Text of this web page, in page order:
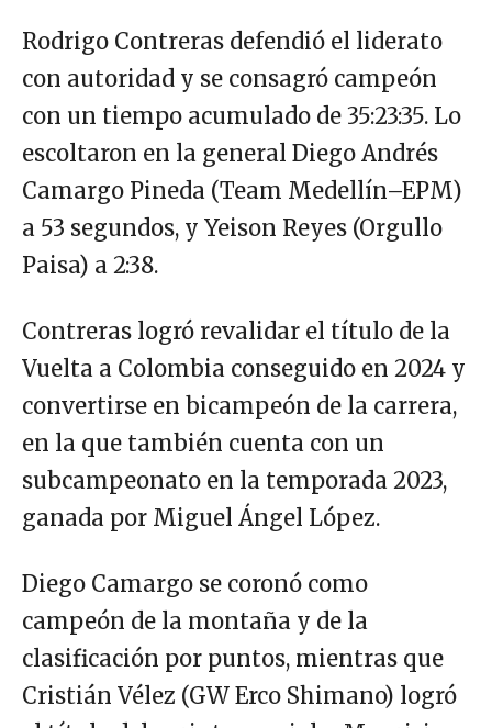
Rodrigo Contreras defendió el liderato
con autoridad y se consagró campeón
con un tiempo acumulado de 35:23:35. Lo
escoltaron en la general Diego Andrés
Camargo Pineda (Team Medellín–EPM)
a 53 segundos, y Yeison Reyes (Orgullo
Paisa) a 2:38.
Contreras logró revalidar el título de la
Vuelta a Colombia conseguido en 2024 y
convertirse en bicampeón de la carrera,
en la que también cuenta con un
subcampeonato en la temporada 2023,
ganada por Miguel Ángel López.
Diego Camargo se coronó como
campeón de la montaña y de la
clasificación por puntos, mientras que
Cristián Vélez (GW Erco Shimano) logró